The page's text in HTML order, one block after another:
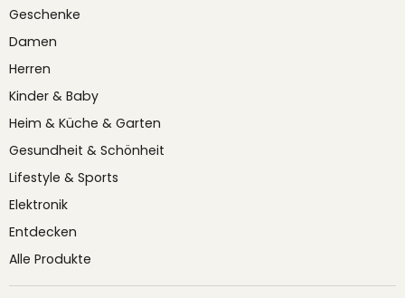
Geschenke
Damen
Herren
Kinder & Baby
Heim & Küche & Garten
Gesundheit & Schönheit
Lifestyle & Sports
Elektronik
Entdecken
Alle Produkte